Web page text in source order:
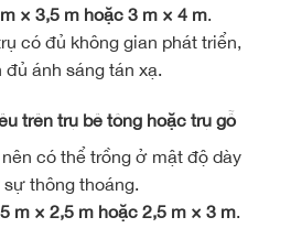
× 3,5 m hoặc 3 m × 4 m.
có đủ không gian phát triển,
ánh sáng tán xạ.
trên trụ bê tông hoặc trụ gỗ
có thể trồng ở mật độ dày
thông thoáng.
m × 2,5 m hoặc 2,5 m × 3 m.